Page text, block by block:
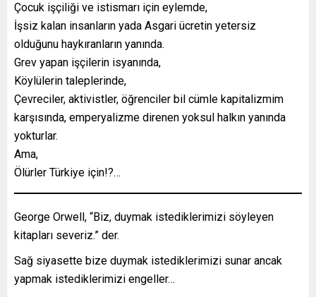
Çocuk işçiliği ve istismarı için eylemde,
İşsiz kalan insanların yada Asgari ücretin yetersiz
olduğunu haykıranların yanında.
Grev yapan işçilerin isyanında,
Köylülerin taleplerinde,
Çevreciler, aktivistler, öğrenciler bil cümle kapitalizmim
karşısında, emperyalizme direnen yoksul halkın yanında
yokturlar.
Ama,
Ölürler Türkiye için!?…
George Orwell, “Biz, duymak istediklerimizi söyleyen
kitapları severiz.” der.
Sağ siyasette bize duymak istediklerimizi sunar ancak
yapmak istediklerimizi engeller…